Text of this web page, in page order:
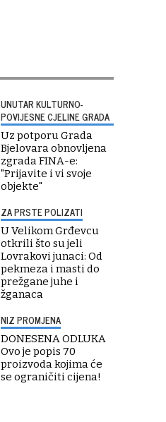
UNUTAR KULTURNO-
POVIJESNE CJELINE GRADA
Uz potporu Grada
Bjelovara obnovljena
zgrada FINA-e:
"Prijavite i vi svoje
objekte"
ZA PRSTE POLIZATI
U Velikom Grđevcu
otkrili što su jeli
Lovrakovi junaci: Od
pekmeza i masti do
prežgane juhe i
žganaca
NIZ PROMJENA
DONESENA ODLUKA
Ovo je popis 70
proizvoda kojima će
se ograničiti cijena!